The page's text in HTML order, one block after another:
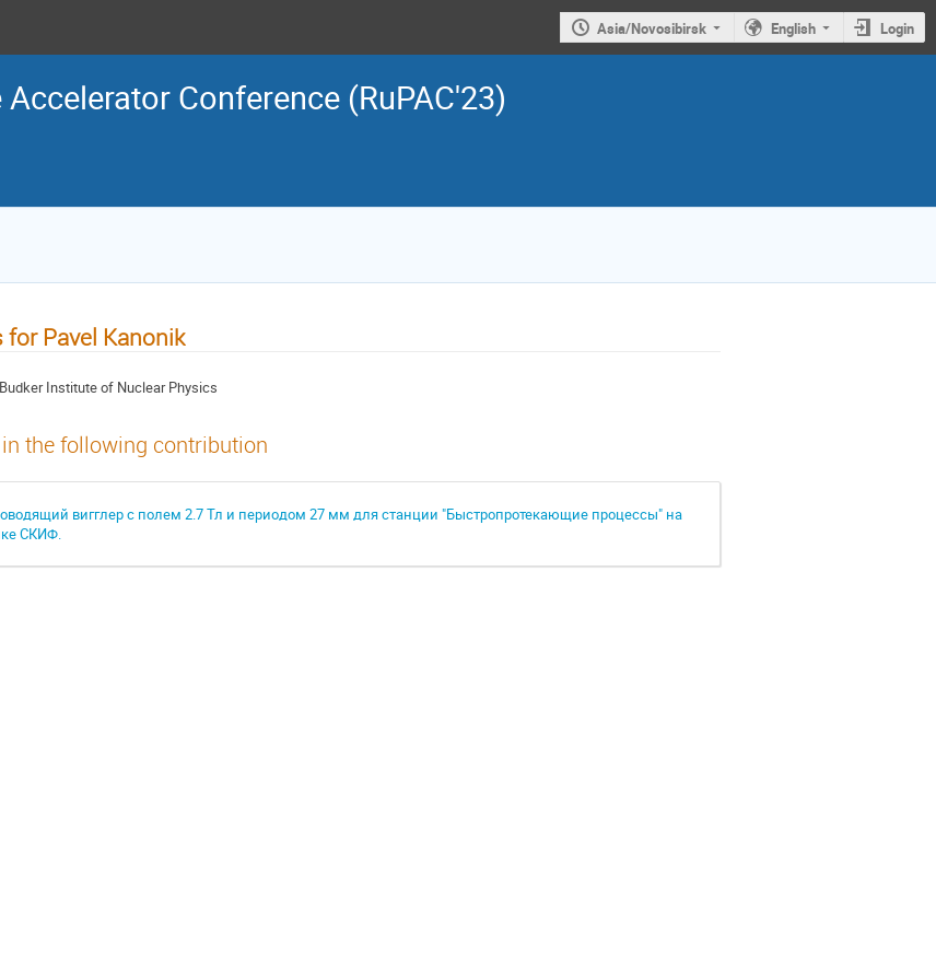
Asia/Novosibirsk English Login
Conference (RuPAC'23)
for Pavel Kanonik
Budker Institute of Nuclear Physics
the following contribution
вигглер с полем 2.7 Тл и периодом 27 мм для станции "Быстропротекающие процессы" на
СКИФ.